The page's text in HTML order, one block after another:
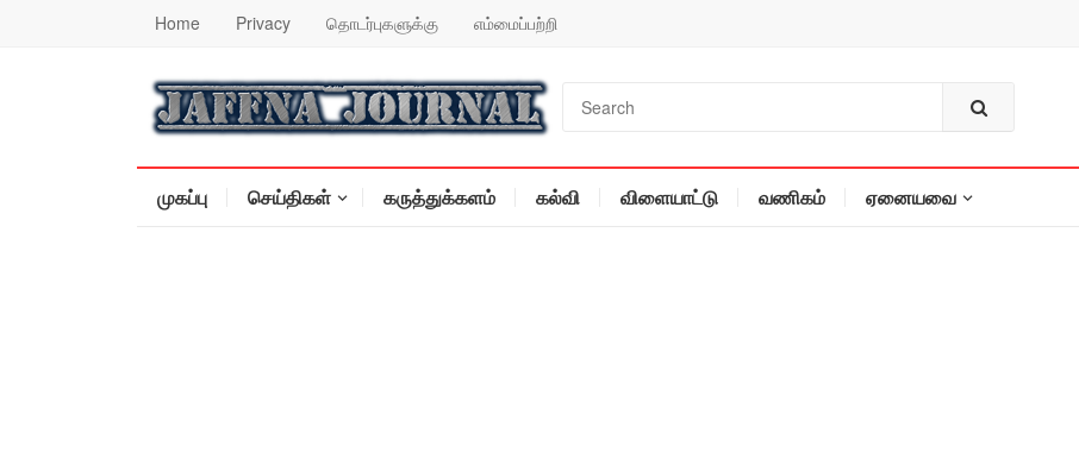
Home Privacy தொடர்புகளுக்கு எம்மைப்பற்றி
முகப்பு செய்திகள் கருத்துக்களம் கல்வி விளையாட்டு வணிகம் ஏனையவை